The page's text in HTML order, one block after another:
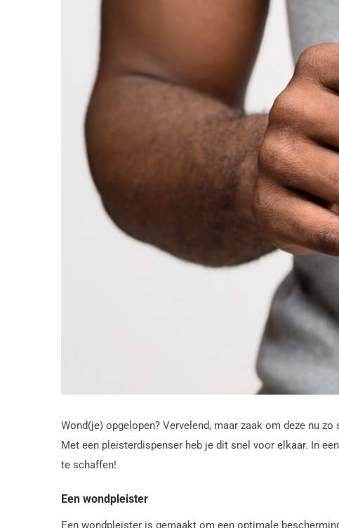
Wond(je) opgelopen? Vervelend, maar zaak om deze nu
Met een pleisterdispenser heb je dit snel voor elkaar. In
te schaffen!
Een wondpleister
Een wondpleister is gemaakt om een optimale